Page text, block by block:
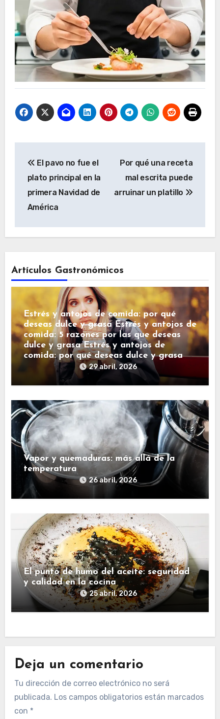
de
entradas
El pavo no fue el
plato principal en la
primera Navidad de
América
Por qué una receta
mal escrita puede
arruinar un platillo
Artículos Gastronómicos
Estrés y antojos de comida: por qué
deseas dulce y grasa Estrés y antojos de
comida: 5 razones por las que deseas
dulce y grasa Estrés y antojos de
comida: por qué deseas dulce y grasa
29 abril, 2026
Vapor y quemaduras: más allá de la
temperatura
26 abril, 2026
El punto de humo del aceite: seguridad
y calidad en la cocina
25 abril, 2026
Deja un comentario
Tu dirección de correo electrónico no será
publicada. Los campos obligatorios están marcados
con *